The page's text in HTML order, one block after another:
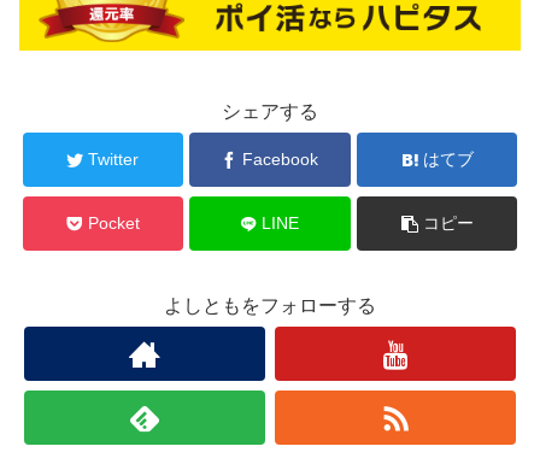
シェアする
Twitter Facebook はてブ
Pocket LINE コピー
よしともをフォローする